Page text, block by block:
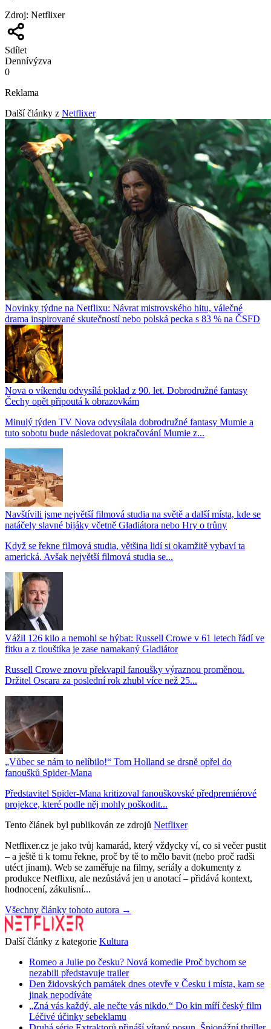
Zdroj: Netflixer
Sdílet
Dennívýzva
0
Reklama
Další články z Netflixer
Novinky týdne na Netflixu: Návrat mistrovského hitu, válečné
drama inspirované skutečností nebo polská pecka s 83 % na ČSFD
Nova o víkendu odvysílá poklad z 90. let. Dobrodružné fantasy
Čechy opět připoutá k obrazovkám
Minulý týden TV Nova odvysílala dobrodružné fantasy Mumie a
tuto sobotu bude následovat pokračování Mumie z...
Navštívili jsme největší filmová studia na světě a další místa, kde se
natáčely slavné bijáky včetně Gladiátora nebo Hry o trůny
Když se řekne filmová studia, většina lidí si okamžitě vybaví ta
americká. Avšak největší filmová studia se...
Vážil 126 kilo a nemohl se hýbat: Russell Crowe v 61 letech řádí ve
fitku a z tlouštíka je zase namakaný Gladiátor
Russell Crowe znovu překvapil fanoušky výraznou proměnou.
Držitel Oscara za poslední rok zhubl více než 25...
„Vůbec se nám to nelíbilo!“ Tom Holland se drsně opřel do
fanoušků Spider-Mana
Představitel Spider-Mana kritizoval fanouškovské předpremiérové
projekce, které podle něj mohly poškodit...
Tento článek byl publikován ze zdrojů Netflixer
Netflixer.cz je jako tvůj kamarád, který vždycky ví, co si večer pustit
– a ještě ti k tomu řekne, proč by tě to mělo bavit (nebo proč radši
utéct jinam). Web se zaměřuje na filmy, seriály a dokumenty z
produkce Netflixu, ale nezůstává jen u anotací – přidává kontext,
hodnocení, zákulisní...
Všechny články tohoto autora →
Další články z kategorie Kultura
Romeo a Julie po česku? Nová komedie Proč bychom se
nezabili představuje trailer
Den židovských památek dnes otevře v Česku i místa, kam se
jinak nepodíváte
„Zná vás každý, ale nečte vás nikdo.“ Do kin míří český film
Léčivé účinky sebeklamu